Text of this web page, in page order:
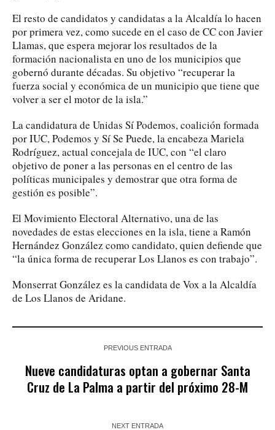
El resto de candidatos y candidatas a la Alcaldía lo hacen
por primera vez, como sucede en el caso de CC con Javier
Llamas, que espera mejorar los resultados de la
formación nacionalista en uno de los municipios que
gobernó durante décadas. Su objetivo “recuperar la
fuerza social y económica de un municipio que tiene que
volver a ser el motor de la isla.”
La candidatura de Unidas Sí Podemos, coalición formada
por IUC, Podemos y Sí Se Puede, la encabeza Mariela
Rodríguez, actual concejala de IUC, con “el claro
objetivo de poner a las personas en el centro de las
políticas municipales y demostrar que otra forma de
gestión es posible”.
El Movimiento Electoral Alternativo, una de las
novedades de estas elecciones en la isla, tiene a Ramón
Hernández González como candidato, quien defiende que
“la única forma de recuperar Los Llanos es con trabajo”.
Monserrat González es la candidata de Vox a la Alcaldía
de Los Llanos de Aridane.
PREVIOUS ENTRADA
Nueve candidaturas optan a gobernar Santa
Cruz de La Palma a partir del próximo 28-M
NEXT ENTRADA